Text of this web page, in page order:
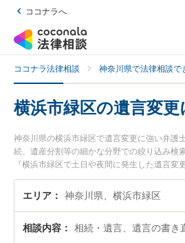
ココナラへ
ココナラ法律相談 神奈川県で法律相談で
横浜市緑区の遺言変
神奈川県の横浜市緑区で遺言変更に強い弁護
続、遺産分割等の細かな分野での絞り込み検
『横浜市緑区で土日や夜間に発生した遺言
遺言変更を法律相談できる横浜市緑区内の弁
エリア 神奈川県、横浜市緑区
相談内容 相続・遺言、遺言の書き